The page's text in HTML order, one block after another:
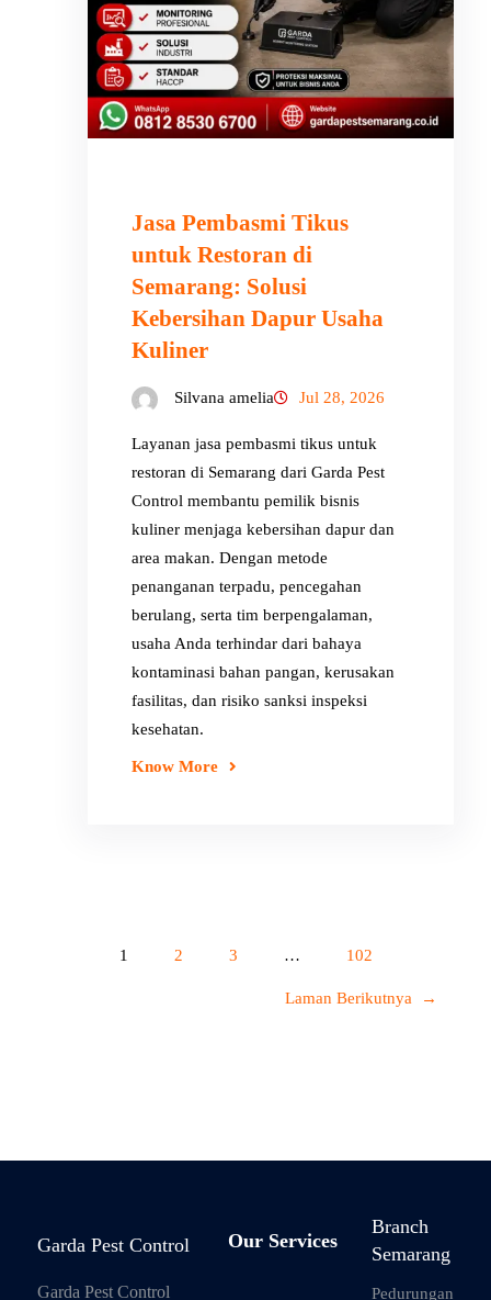
Jasa Pembasmi Tikus
untuk Restoran di
Semarang: Solusi
Kebersihan Dapur Usaha
Kuliner
Silvana amelia Jul 28, 2026
Layanan jasa pembasmi tikus untuk
restoran di Semarang dari Garda Pest
Control membantu pemilik bisnis
kuliner menjaga kebersihan dapur dan
area makan. Dengan metode
penanganan terpadu, pencegahan
berulang, serta tim berpengalaman,
usaha Anda terhindar dari bahaya
kontaminasi bahan pangan, kerusakan
fasilitas, dan risiko sanksi inspeksi
kesehatan.
Know More
1 2 3 … 102
Laman Berikutnya →
Garda Pest Control
Garda Pest Control
Our Services
Branch
Semarang
Pedurungan